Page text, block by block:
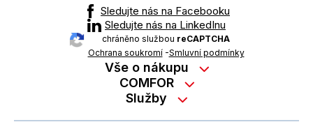
Sledujte nás na Facebooku
Sledujte nás na LinkedInu
chráněno službou reCAPTCHA
Ochrana soukromí-Smluvní podmínky
Vše o nákupu
Nákup na splátky
Možnosti platby
COMFOR
Kontakty
Kariéra
Služby